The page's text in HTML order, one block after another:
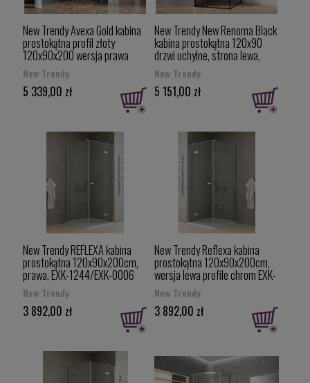
New Trendy Avexa Gold kabina
prostokątna profil złoty
120x90x200 wersja prawa
EXK-1769
New Trendy
5 339,00 zł
New Trendy New Renoma Black
kabina prostokątna 120x90
drzwi uchylne, strona lewa,
czarna krata D-0384A/D-
0119B-WP
New Trendy
5 151,00 zł
New Trendy REFLEXA kabina
prostokątna 120x90x200cm,
prawa, EXK-1244/EXK-0006
(EXK-5155)
New Trendy
3 892,00 zł
New Trendy Reflexa kabina
prostokątna 120x90x200cm,
wersja lewa profile chrom EXK-
1240/EXK-0006 (EXK-5154)
New Trendy
3 892,00 zł